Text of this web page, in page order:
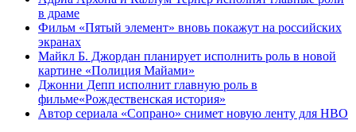
в драме
Фильм «Пятый элемент» вновь покажут на российских
экранах
Майкл Б. Джордан планирует исполнить роль в новой
картине «Полиция Майами»
Джонни Депп исполнит главную роль в
фильме«Рождественская история»
Автор сериала «Сопрано» снимет новую ленту для HBO